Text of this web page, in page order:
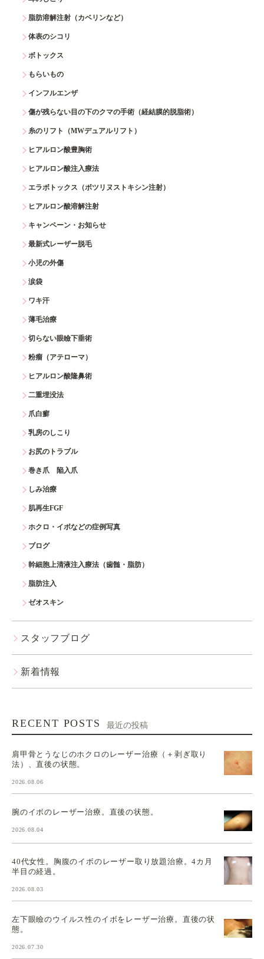
脂肪溶解注射（カベリンなど）
体表のシコリ
ボトックス
もらいもの
インフルエンザ
傷が残らない目の下のクマの手術（経結膜的脱脂術）
糸のリフト（MWデュアルリフト）
ヒアルロン酸豊胸術
ヒアルロン酸注入療法
エラボトックス（ボツリヌストキシン注射）
ヒアルロン酸溶解注射
キャンペーン・お知らせ
最新式レーザー脱毛
小児の外傷
涙袋
ワキ汗
薄毛治療
切らない眼瞼下垂術
粉瘤（アテローマ）
ヒアルロン酸隆鼻術
二重埋没法
爪白癬
乳房のしこり
お尻のトラブル
巻き爪 陥入爪
しみ治療
肌再生FGF
ホクロ・イボなどの症例写真
ブログ
幹細胞上清液注入療法（歯髄・脂肪）
脂肪注入
ゼオスキン
スタッフブログ
新着情報
RECENT POSTS 最近の投稿
肩甲骨とうなじのホクロのレーザー治療（＋剥ぎ取り
法）、直後の状態。
2026.08.06
腕のイボのレーザー治療。直後の状態。
2026.08.04
40代女性。胸腹のイボのレーザー取り放題治療。4カ月
半目の経過。
2026.08.03
左下眼瞼のウイルス性のイボをレーザー治療。直後の状
態。
2026.07.30